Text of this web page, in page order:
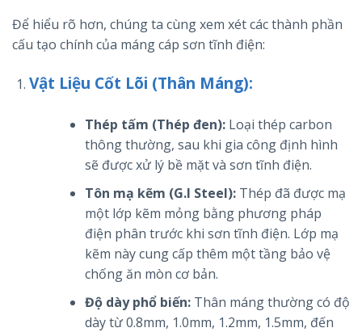
Để hiểu rõ hơn, chúng ta cùng xem xét các thành phần
cấu tạo chính của máng cáp sơn tĩnh điện:
Vật Liệu Cốt Lõi (Thân Máng):
Thép tấm (Thép đen):Loại thép carbon
thông thường, sau khi gia công định hình
sẽ được xử lý bề mặt và sơn tĩnh điện.
Tôn mạ kẽm (G.I Steel):Thép đã được mạ
một lớp kẽm mỏng bằng phương pháp
điện phân trước khi sơn tĩnh điện. Lớp mạ
kẽm này cung cấp thêm một tầng bảo vệ
chống ăn mòn cơ bản.
Độ dày phổ biến:Thân máng thường có độ
dày từ 0.8mm, 1.0mm, 1.2mm, 1.5mm, đến